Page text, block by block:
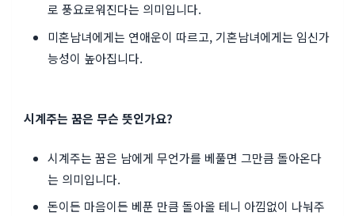
로 풍요로워진다는 의미입니다.
미혼남녀에게는 연애운이 따르고, 기혼남녀에게는 임신가
능성이 높아집니다.
시계주는 꿈은 무슨 뜻인가요?
시계주는 꿈은 남에게 무언가를 베풀면 그만큼 돌아온다
는 의미입니다.
돈이든 마음이든 베푼 만큼 돌아올 테니 아낌없이 나눠주